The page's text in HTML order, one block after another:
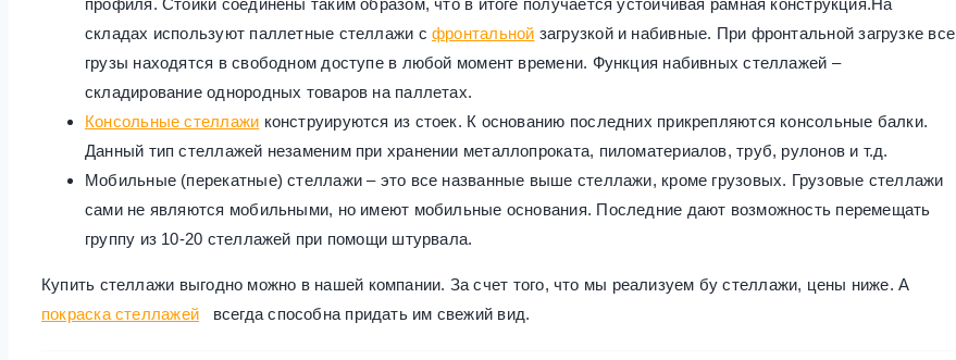
профиля. Стойки соединены таким образом, что в итоге получается устойчивая рамная конструкция.На
складах используют паллетные стеллажи сфронтальной загрузкой и набивные. При фронтальной загрузке все
грузы находятся в свободном доступе в любой момент времени. Функция набивных стеллажей –
складирование однородных товаров на паллетах.
Консольные стеллажи конструируются из стоек. К основанию последних прикрепляются консольные балки.
Данный тип стеллажей незаменим при хранении металлопроката, пиломатериалов, труб, рулонов и т.д.
Мобильные (перекатные) стеллажи – это все названные выше стеллажи, кроме грузовых. Грузовые стеллажи
сами не являются мобильными, но имеют мобильные основания. Последние дают возможность перемещать
группу из 10-20 стеллажей при помощи штурвала.
Купить стеллажи выгодно можно в нашей компании. За счет того, что мы реализуем бу стеллажи, цены ниже. А
покраска стеллажей всегда способна придать им свежий вид.